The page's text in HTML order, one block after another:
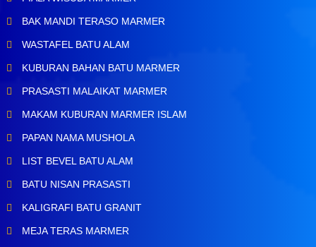
BAK MANDI TERASO MARMER
WASTAFEL BATU ALAM
KUBURAN BAHAN BATU MARMER
PRASASTI MALAIKAT MARMER
MAKAM KUBURAN MARMER ISLAM
PAPAN NAMA MUSHOLA
LIST BEVEL BATU ALAM
BATU NISAN PRASASTI
KALIGRAFI BATU GRANIT
MEJA TERAS MARMER